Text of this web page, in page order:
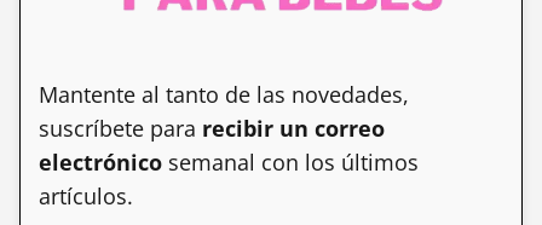
Mantente al tanto de las novedades,
suscríbete para recibir un correo
electrónico semanal con los últimos
artículos.